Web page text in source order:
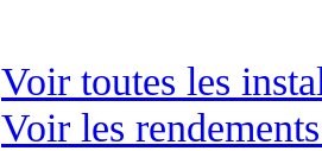
Voir toutes les
Voir les